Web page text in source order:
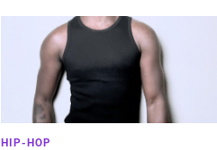
HIP-HOP